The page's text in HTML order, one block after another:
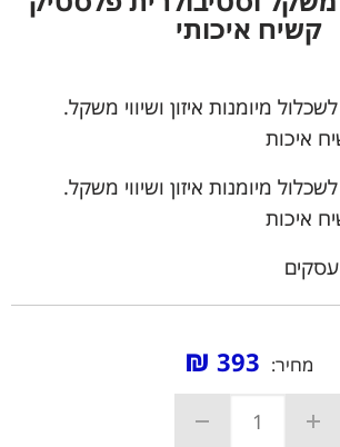
קשיח איכותי
מיומנות איזון ושיווי משקל.
איכות
מיומנות איזון ושיווי משקל.
איכות
מחיר: 393
₪